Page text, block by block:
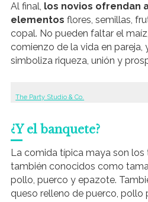
Al final, los novios ofrendan
elementos flores, semillas,
copal. No pueden faltar el
comienzo de la vida en pareja,
simboliza riqueza, unión y
The Party Studio & Co.
¿Y el banquete?
La comida típica maya son los
también conocidos como
pollo, puerco y epazote.
queso relleno de puerco, pollo